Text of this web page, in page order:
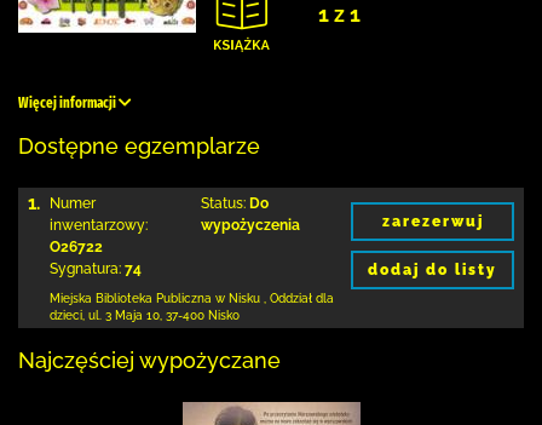
1 z 1
Więcej informacji
Dostępne egzemplarze
1.
Numer
inwentarzowy:
O26722
Sygnatura: 74
Status: Do
wypożyczenia
Miejska Biblioteka Publiczna w Nisku
Oddział dla
dzieci, ul. 3 Maja 10 37-400 Nisko
zarezerwuj
dodaj do listy
Najczęściej wypożyczane